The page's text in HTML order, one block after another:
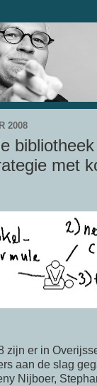
2008
met
zijn er in
aan de slag
Nijboer,